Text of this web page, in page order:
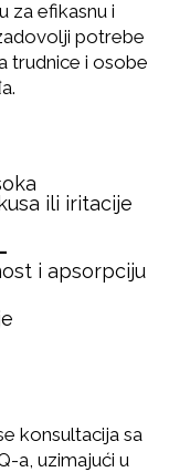
za efikasnu i
potrebe
trudnice i osobe
ili iritacije
i apsorpciju
konsultacija sa
a, uzimajući u